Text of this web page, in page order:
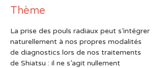
Thème
La prise des pouls radiaux peut s’intégrer
naturellement à nos propres modalités
de diagnostics lors de nos traitements
de Shiatsu : il ne s’agit nullement